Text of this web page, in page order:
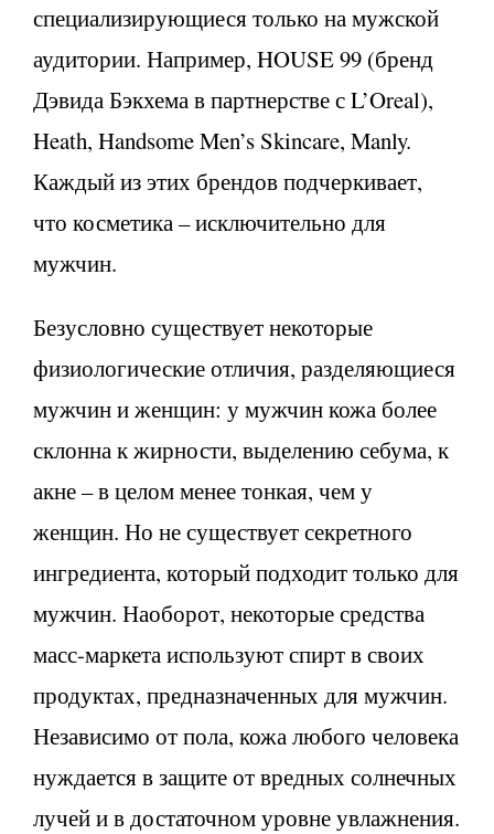
специализирующиеся только на мужской
аудитории. Например, HOUSE 99 (бренд
Дэвида Бэкхема в партнерстве с L’Oreal),
Heath, Handsome Men’s Skincare, Manly.
Каждый из этих брендов подчеркивает,
что косметика – исключительно для
мужчин.
Безусловно существует некоторые
физиологические отличия, разделяющиеся
мужчин и женщин: у мужчин кожа более
склонна к жирности, выделению себума, к
акне – в целом менее тонкая, чем у
женщин. Но не существует секретного
ингредиента, который подходит только для
мужчин. Наоборот, некоторые средства
масс-маркета используют спирт в своих
продуктах, предназначенных для мужчин.
Независимо от пола, кожа любого человека
нуждается в защите от вредных солнечных
лучей и в достаточном уровне увлажнения.